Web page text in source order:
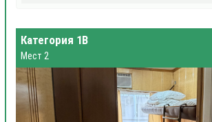
Категория 1В
Мест 2